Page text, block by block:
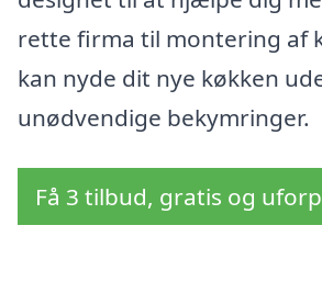
rette firma til montering af
kan nyde dit nye køkken
unødvendige bekymringer.
Få 3 tilbud, gratis og